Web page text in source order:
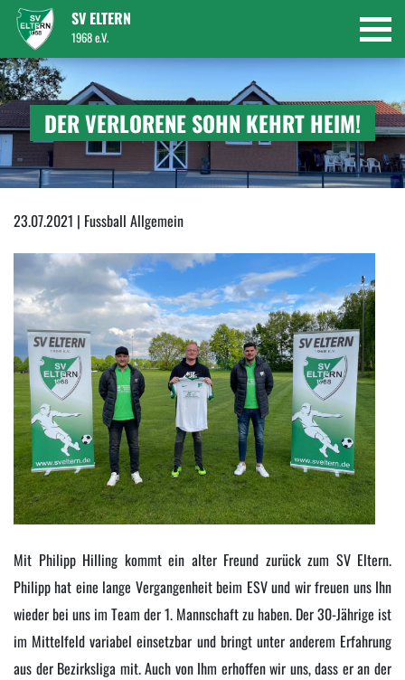
SV ELTERN
1968 e.V.
DER VERLORENE SOHN KEHRT HEIM!
23.07.2021 | Fussball Allgemein
Mit Philipp Hilling kommt ein alter Freund zurück zum SV Eltern.
Philipp hat eine lange Vergangenheit beim ESV und wir freuen uns Ihn
wieder bei uns im Team der 1. Mannschaft zu haben. Der 30-Jährige ist
im Mittelfeld variabel einsetzbar und bringt unter anderem Erfahrung
aus der Bezirksliga mit. Auch von Ihm erhoffen wir uns, dass er an der